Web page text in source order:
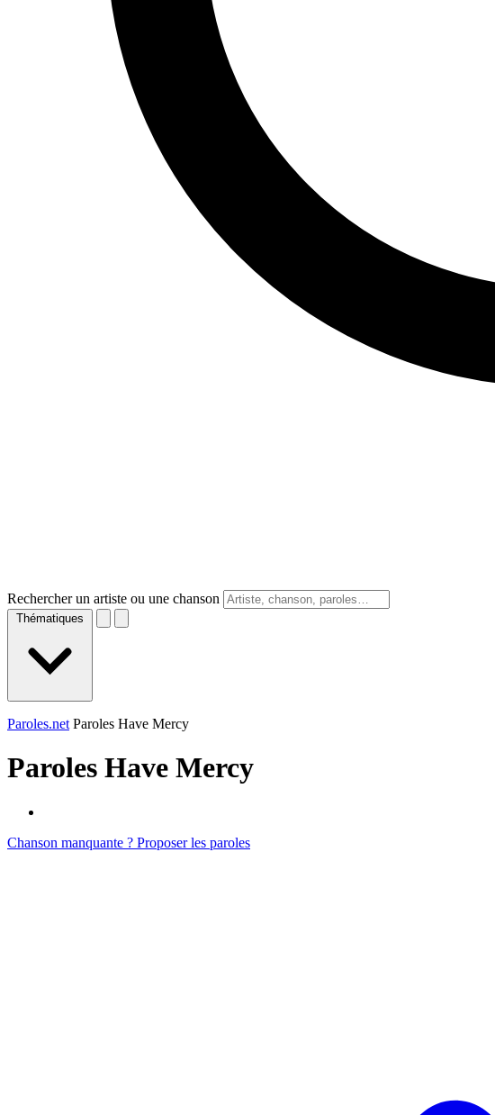
Rechercher un artiste ou une chanson
Thématiques
Paroles.net Paroles Have Mercy
Paroles Have Mercy
Chanson manquante ? Proposer les paroles